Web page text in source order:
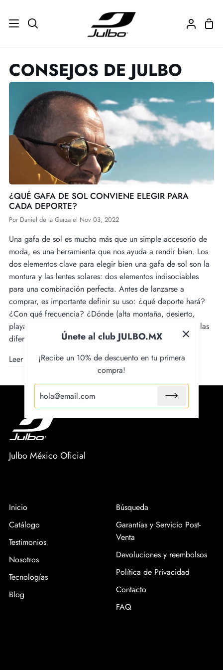
directamente
Buscar
Mi
CONSEJOS DE JULBO
¿QUÉ GAFA DE SOL CONVIENE ELEGIR PARA
CADA DEPORTE?
Por Daniel de la Garza el Nov 03, 2022
Una gafa de sol es mucho más que un simple accesorio de
moda, es una herramienta que nos ayuda a rendir bien. Los
dos elementos clave para elegir bien una gafa de sol son la
montura y las lentes solares: dos elementos indisociables
para una combinación perfecta. Antes de lanzarse a
comprar, es importante definir su uso: ¿qué deporte hará?
¿Con qué frecuencia? ¿Dónde (alta montaña, desierto,
playa...) ? ¿Qué presupuesto tiene? Damos un repaso a las
diferencias que hay.
Leer más
Julbo México Oficial
Inicio
Catálogo
Testimonios
Nosotros
Tecnologías
Blog
Búsqueda
Garantías y Servicio Post-
Venta
Devoluciones y reembolsos
Política de Privacidad
Contacto
FAQ
Únete al club JULBO.MX
¡Recibe un 10% de descuento en tu primera
compra!